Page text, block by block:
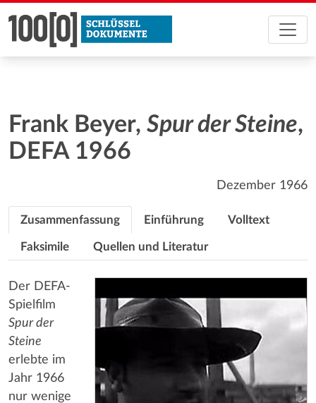
Frank Beyer, Spur der Steine,
DEFA 1966
Dezember 1966
Zusammenfassung Einführung Volltext
Faksimile Quellen und Literatur
Der DEFA-
Spielfilm
Spur der
Steine
erlebte im
Jahr 1966
nur wenige